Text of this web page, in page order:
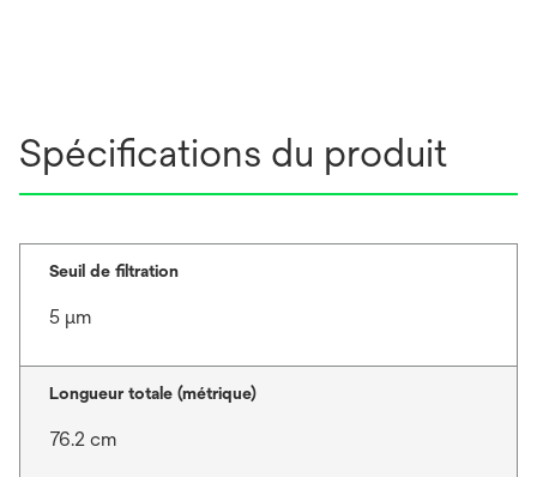
Spécifications du produit
Seuil de filtration
5 μm
Longueur totale (métrique)
76.2 cm